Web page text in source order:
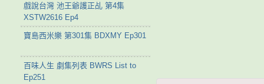
戲說台灣 池王爺護正乩 第4集
XSTW2616 Ep4
寶島西米樂 第301集 BDXMY Ep301
百味人生 劇集列表 BWRS List to
Ep251